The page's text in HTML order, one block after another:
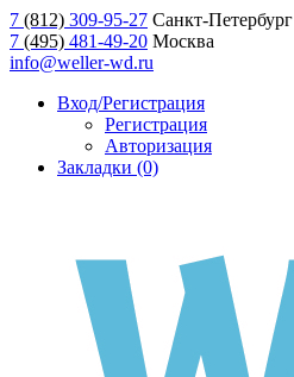
7 (812) 309-95-27 Санкт-Петербург
7 (495) 481-49-20 Москва
info@weller-wd.ru
Вход/Регистрация
Регистрация
Авторизация
Закладки (0)